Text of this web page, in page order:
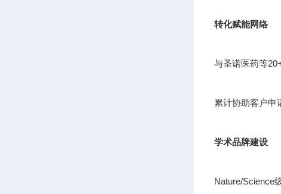
转化赋能网络
与圣诺医药等
累计协助客户申
学术品牌建设
Nature/Science